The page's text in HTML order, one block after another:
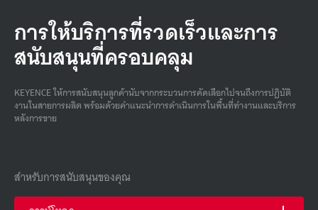
การให้บริการที่รวดเร็วและการ
สนับสนุนที่ครอบคลุม
KEYENCE ให้การสนับสนุนลูกค้านับจากกระบวนการคัดเลือกไปจนถึงการปฏิบัติ
งานในสายการผลิต พร้อมด้วยคําแนะนําการดําเนินการในพื้นที่ทํางานและบริการ
หลังการขาย
สำหรับการสนับสนุนของคุณ